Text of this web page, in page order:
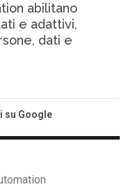
abilitano
e adattivi,
dati e
su Google